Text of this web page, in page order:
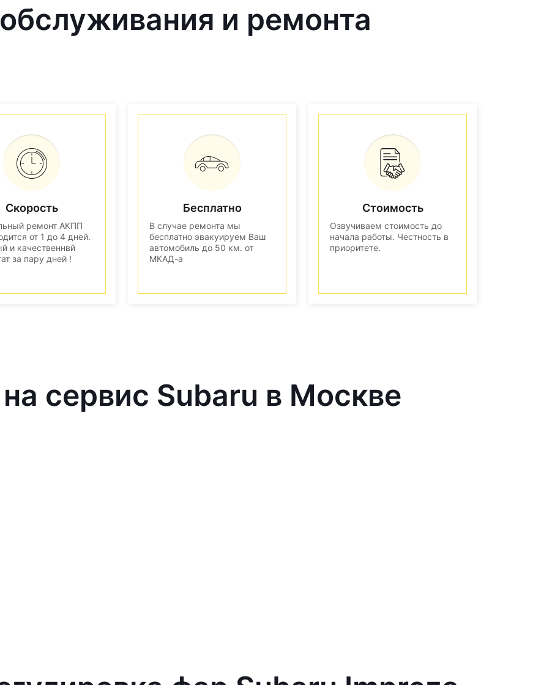
и ремонта
Скорость
ремонт АКПП
от 1 до 4 дней.
и качественнвй
за пару дней !
Бесплатно
В случае ремонта мы
бесплатно эвакуируем Ваш
автомобиль до 50 км. от
МКАД-а
Стоимость
Озвучиваем стоимость до
начала работы. Честность в
приоритете.
сервис Subaru в Москве